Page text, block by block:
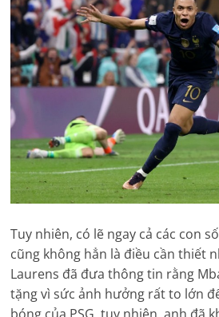
Tuy nhiên, có lẽ ngay cả các con
cũng không hẳn là điều cần thiết
Laurens đã đưa thông tin rằng
tặng vì sức ảnh hưởng rất to lớn